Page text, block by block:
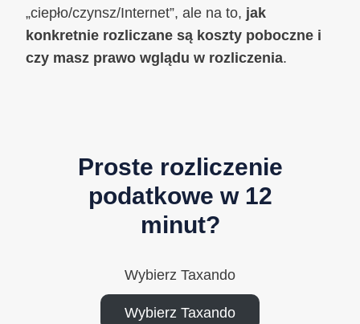
„ciepło/czynsz/Internet”, ale na to, jak
konkretnie rozliczane są koszty poboczne i
czy masz prawo wglądu w rozliczenia.
Proste rozliczenie
podatkowe w 12
minut?
Wybierz Taxando
Wybierz Taxando